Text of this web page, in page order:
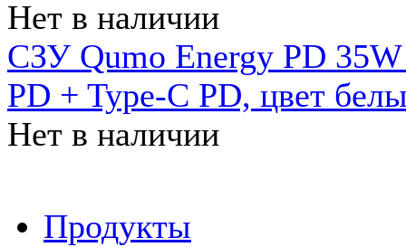
Нет в наличии
СЗУ Qumo Energy PD
PD + Type-C PD, цвет
Нет в наличии
Продукты